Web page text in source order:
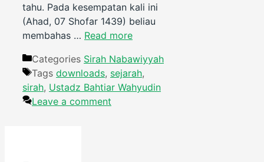
tahu. Pada kesempatan kali ini
(Ahad, 07 Shofar 1439) beliau
membahas … Read more
Categories Sirah Nabawiyyah
Tags downloads, sejarah,
sirah, Ustadz Bahtiar Wahyudin
Leave a comment